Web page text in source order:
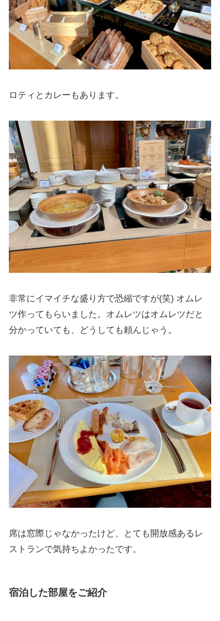
ロティとカレーもあります。
非常にイマイチな盛り方で恐縮ですが(笑) オムレ
ツ作ってもらいました。オムレツはオムレツだと
分かっていても、どうしても頼んじゃう。
席は窓際じゃなかったけど、とても開放感あるレ
ストランで気持ちよかったです。
宿泊した部屋をご紹介